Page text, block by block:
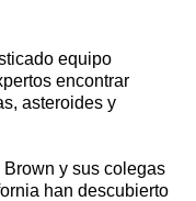
equipo
encontrar
asteroides y
y sus colegas
han descubierto